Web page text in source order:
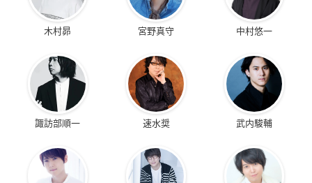
木村昴 宮野真守 中村悠一
諏訪部順一 速水奨 武内駿輔